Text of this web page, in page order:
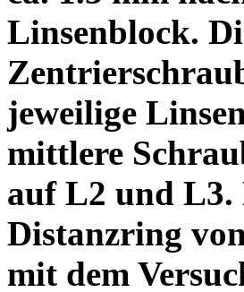
Linsenblock.
jeweilige
mittlere
auf L2 und L3.
Distanzring
mit dem